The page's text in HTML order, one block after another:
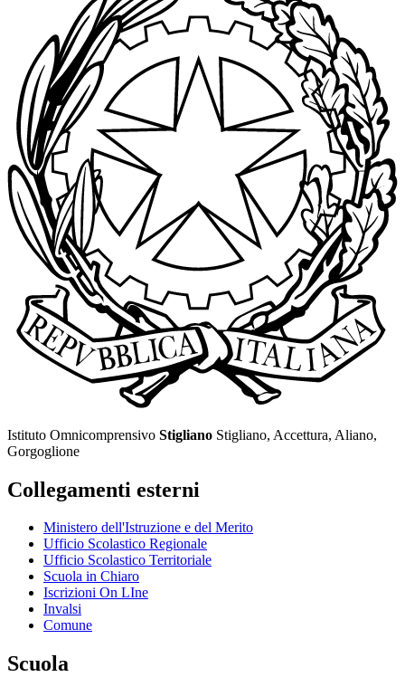
Istituto Omnicomprensivo Stigliano Stigliano, Accettura, Aliano,
Gorgoglione
Collegamenti esterni
Ministero dell'Istruzione e del Merito
Ufficio Scolastico Regionale
Ufficio Scolastico Territoriale
Scuola in Chiaro
Iscrizioni On LIne
Invalsi
Comune
Scuola